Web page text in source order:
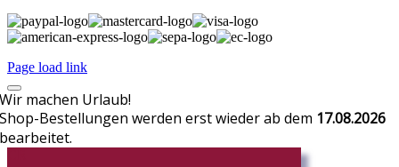
Page load link
Wir machen Urlaub!
Shop-Bestellungen werden erst wieder ab dem 17.08.2026
bearbeitet.